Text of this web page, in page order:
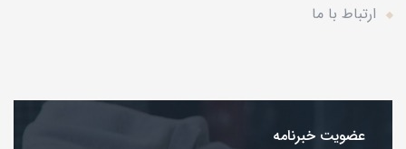
ارتباط با ما
عضویت خبرنامه